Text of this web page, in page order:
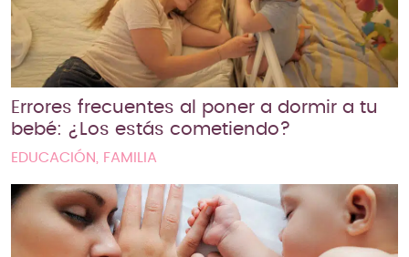
Errores frecuentes al poner a dormir a tu
bebé: ¿Los estás cometiendo?
EDUCACIÓN, FAMILIA